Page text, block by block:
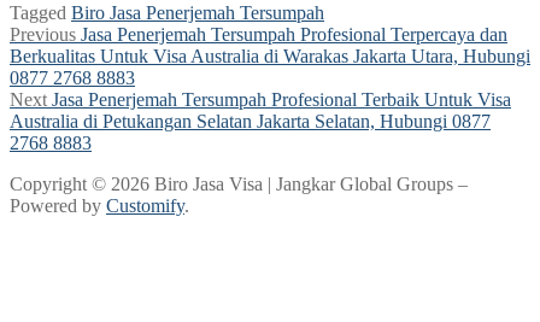
Tagged Biro Jasa Penerjemah Tersumpah
Post
navigation
Previous Previous
post:
Jasa Penerjemah Tersumpah Profesional Terpercaya dan
Berkualitas Untuk Visa Australia di Warakas Jakarta Utara, Hubungi
0877 2768 8883
Next Next
post:
Jasa Penerjemah Tersumpah Profesional Terbaik Untuk Visa
Australia di Petukangan Selatan Jakarta Selatan, Hubungi 0877
2768 8883
Copyright © 2026 Biro Jasa Visa | Jangkar Global Groups –
Powered by Customify.